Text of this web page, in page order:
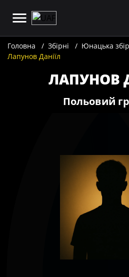
Головна Збірні
Юнацька
Лапунов Даніїл
ЛАПУНОВ
Польовий